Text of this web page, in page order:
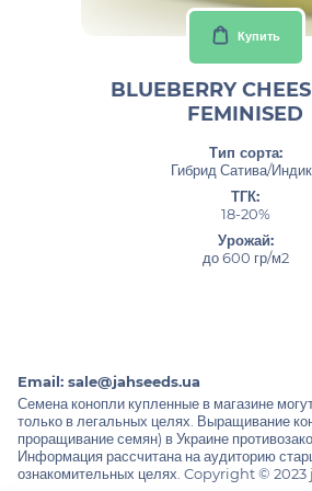
Купить
BLUEBERRY
FEMINISED
Тип сорта:
Гибрид Сатива/
ТГК:
18-20%
Урожай:
до 600 гр/м2
Email: sale@jahseeds.ua
Семена конопли купленные в магазине
только в легальных целях. Выращивание
проращивание семян) в Украине
Информация рассчитана на аудиторию
ознакомительных целях. Copyright ©